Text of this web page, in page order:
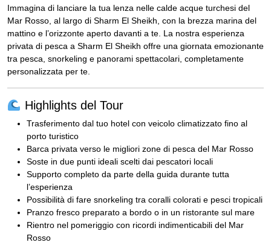
Immagina di lanciare la tua lenza nelle calde acque turchesi del
Mar Rosso, al largo di Sharm El Sheikh, con la brezza marina del
mattino e l’orizzonte aperto davanti a te. La nostra esperienza
privata di pesca a Sharm El Sheikh offre una giornata emozionante
tra pesca, snorkeling e panorami spettacolari, completamente
personalizzata per te.
Highlights del Tour
Trasferimento dal tuo hotel con veicolo climatizzato fino al
porto turistico
Barca privata verso le migliori zone di pesca del Mar Rosso
Soste in due punti ideali scelti dai pescatori locali
Supporto completo da parte della guida durante tutta
l’esperienza
Possibilità di fare snorkeling tra coralli colorati e pesci tropicali
Pranzo fresco preparato a bordo o in un ristorante sul mare
Rientro nel pomeriggio con ricordi indimenticabili del Mar
Rosso